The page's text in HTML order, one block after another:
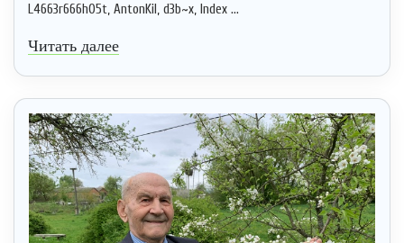
L4663r666h05t, AntonKil, d3b~x, Index ...
Читать далее